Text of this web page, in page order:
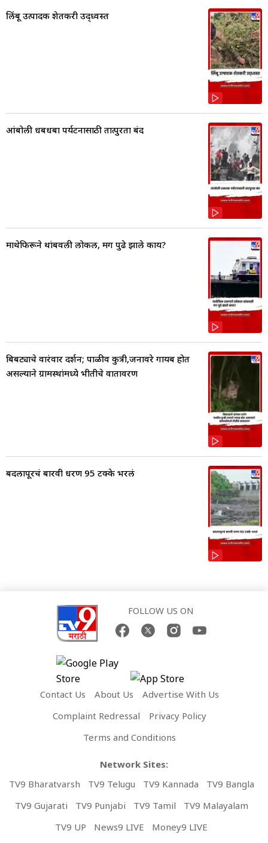
लिंबू उत्पादक शेतकरी उद्ध्वस्त
आंबोली धबधबा पर्यटनासाठी तात्पुरता बंद
माथेफिरूने थांबवली लोकल, मग पुढे झाले काय?
बिबट्याचे वारंवार दर्शन; पाळीव कुत्री,जनावरे गायब होत
असल्याने ग्रामस्थांमध्ये भीतीचे वातावरण
बदलापूरचं बारवी धरण 95 टक्के भरलं
FOLLOW US ON
Contact Us About Us
Advertise With Us
Complaint Redressal
Privacy Policy
Terms and Conditions
Network Sites:
TV9 Bharatvarsh
TV9 Telugu TV9 Kannada
TV9 Bangla
TV9 Gujarati
TV9 Punjabi TV9 Tamil
TV9 Malayalam
TV9 UP
News9 LIVE Money9 LIVE